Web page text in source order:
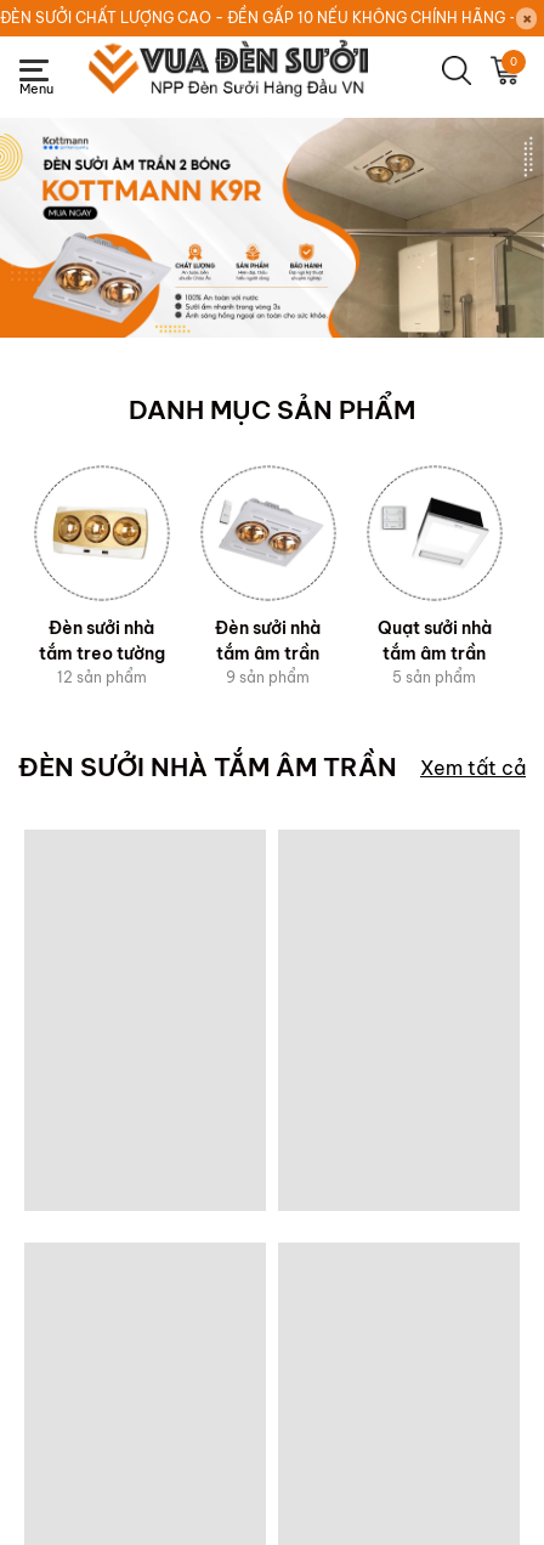
ĐÈN SƯỞI CHẤT LƯỢNG CAO - ĐỀN GẤP 10 NẾU KHÔNG CHÍNH HÃNG -
0
DANH MỤC SẢN PHẨM
Đèn sưởi nhà
tắm treo tường
12 sản phẩm
Đèn sưởi nhà
tắm âm trần
9 sản phẩm
Quạt sưởi nhà
tắm âm trần
5 sản phẩm
ĐÈN SƯỞI NHÀ TẮM ÂM TRẦN Xem tất cả